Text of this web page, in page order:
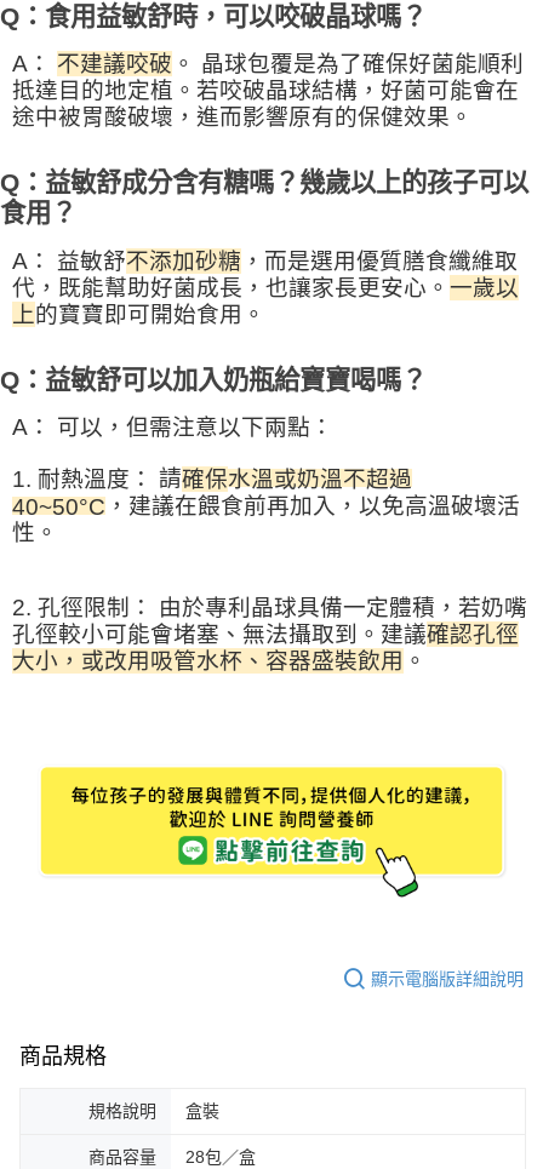
Q：食用益敏舒時，可以咬破晶球嗎？
A： 不建議咬破 。 晶球包覆是為了確保好菌能順利
抵達目的地定植。若咬破晶球結構，好菌可能會在
途中被胃酸破壞，進而影響原有的保健效果。
Q：益敏舒成分含有糖嗎？幾歲以上的孩子可以
食用？
A： 益敏舒不添加砂糖 ，而是選用優質膳食纖維取
代，既能幫助好菌成長，也讓家長更安心。 一歲以
上的寶寶即可開始食用。
Q：益敏舒可以加入奶瓶給寶寶喝嗎？
A： 可以，但需注意以下兩點：
1. 耐熱溫度： 請確保水溫或奶溫不超過
40~50°C ，建議在餵食前再加入，以免高溫破壞活
性。
2. 孔徑限制：
由於專利晶球具備一定體積，若奶嘴
孔徑較小可能會堵塞、無法攝取到。建議確認孔徑
大小，或改用吸管水杯、容器盛裝飲用 。
顯示電腦版詳細說明
商品規格
規格說明 盒裝
商品容量 28包／盒